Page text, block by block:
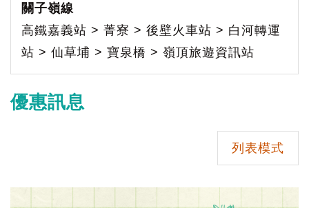
關子嶺線
高鐵嘉義站 > 菁寮 > 後壁火車站 > 白河轉運
站 > 仙草埔 > 寶泉橋 > 嶺頂旅遊資訊站
優惠訊息
列表模式